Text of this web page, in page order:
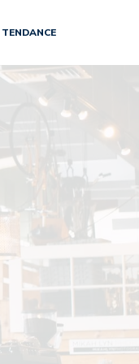
TENDANCE